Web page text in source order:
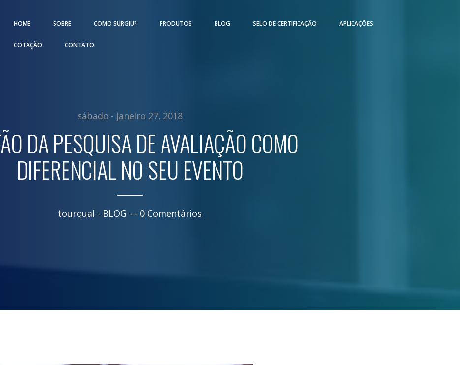
HOME SOBRE COMO SURGIU? PRODUTOS BLOG SELO DE CERTIFICAÇÃO APLICAÇÕES
COTAÇÃO CONTATO
sábado - janeiro 27, 2018
DA PESQUISA DE AVALIAÇÃO COMO
DIFERENCIAL NO SEU EVENTO
tourqual - BLOG - - 0 Comentários